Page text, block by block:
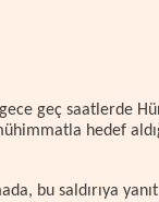
geç saatlerde
hedef
bu saldırıya